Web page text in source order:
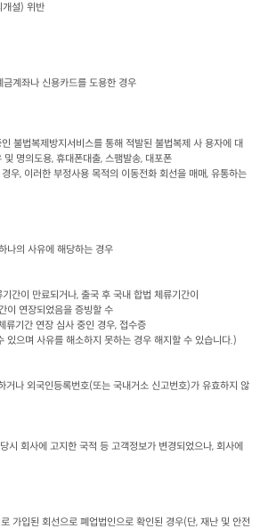
개설) 위반
금계좌나 신용카드를 도용한 경우
불법복제방지서비스를 통해 적발된 불법복제 사 용자에 대
및 명의도용, 휴대폰대출, 스팸발송, 대포폰
우, 이러한 부정사용 목적의 이동전화 회선을 매매, 유통하는
나의 사유에 해당하는 경우
간이 만료되거나, 출국 후 국내 합법 체류기간이
이 연장되었음을 증빙할 수
류기간 연장 심사 중인 경우, 접수증
있으며 사유를 해소하지 못하는 경우 해지할 수 있습니다.)
거나 외국인등록번호(또는 국내거소 신고번호)가 유효하지 않
시 회사에 고지한 국적 등 고객정보가 변경되었으나, 회사에
가입된 회선으로 폐업법인으로 확인된 경우(단, 재난 및 안전